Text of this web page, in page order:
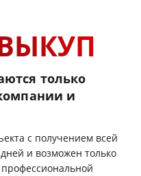
только
и
с получением всей
и возможен только